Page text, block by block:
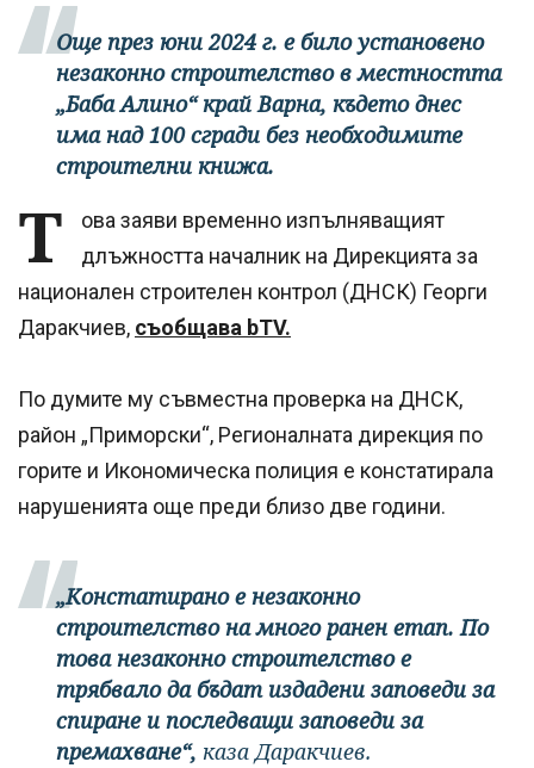
Още през юни 2024 г. е било установено
незаконно строителство в местността
„Баба Алино“ край Варна, където днес
има над 100 сгради без необходимите
строителни книжа.
Т
ова заяви временно изпълняващият
длъжността началник на Дирекцията за
национален строителен контрол (ДНСК) Георги
Даракчиев, съобщава bTV.
По думите му съвместна проверка на ДНСК,
район „Приморски“, Регионалната дирекция по
горите и Икономическа полиция е констатирала
нарушенията още преди близо две години.
„Констатирано е незаконно
строителство на много ранен етап. По
това незаконно строителство е
трябвало да бъдат издадени заповеди за
спиране и последващи заповеди за
премахване“, каза Даракчиев.